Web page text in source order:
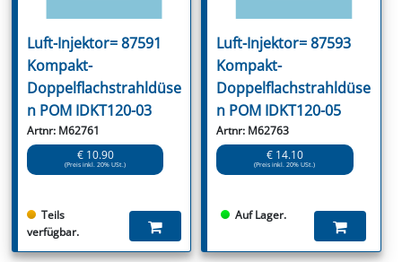
Luft-Injektor= 87591
Kompakt-
Doppelflachstrahldüse
n POM IDKT120-03
Artnr: M62761
€ 10.90
(Preis inkl. 20% USt.)
Teils
verfügbar.
Luft-Injektor= 87593
Kompakt-
Doppelflachstrahldüse
n POM IDKT120-05
Artnr: M62763
€ 14.10
(Preis inkl. 20% USt.)
Auf Lager.